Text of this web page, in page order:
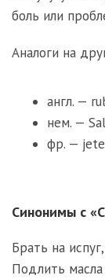
боль или
Аналоги на
англ. —
нем. —
фр. —
Синонимы с
Брать на
Подлить масла